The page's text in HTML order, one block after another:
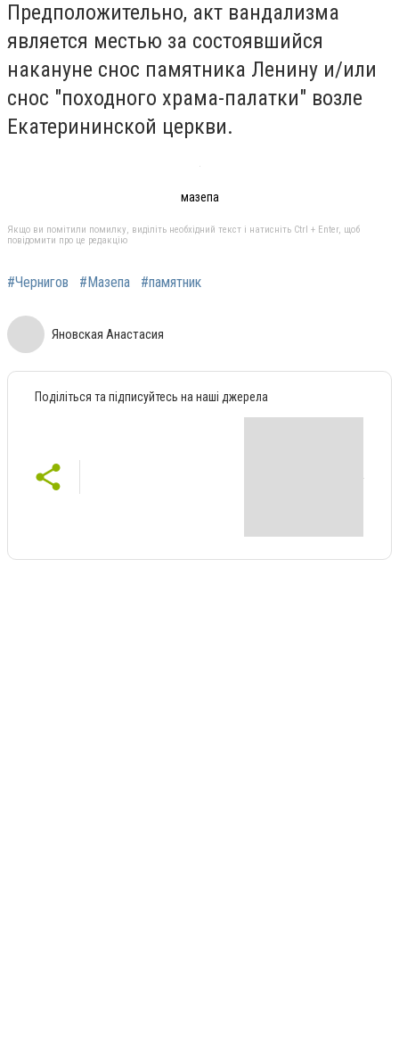
Предположительно, акт вандализма
является местью за состоявшийся
накануне снос памятника Ленину и/или
снос "походного храма-палатки" возле
Екатерининской церкви.
мазепа
Якщо ви помітили помилку, виділіть необхідний текст і натисніть Ctrl + Enter, щоб
повідомити про це редакцію
#Чернигов #Мазепа #памятник
Яновская Анастасия
Поділіться та підписуйтесь на наші джерела